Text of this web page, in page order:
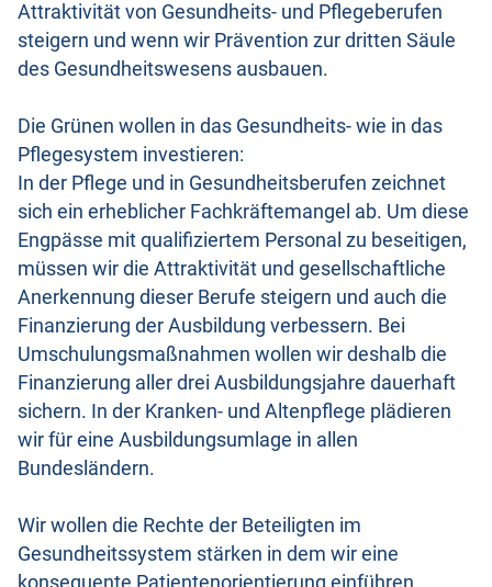
Attraktivität von Gesundheits- und Pflegeberufen
steigern und wenn wir Prävention zur dritten Säule
des Gesundheitswesens ausbauen.
Die Grünen wollen in das Gesundheits- wie in das
Pflegesystem investieren:
In der Pflege und in Gesundheitsberufen zeichnet
sich ein erheblicher Fachkräftemangel ab. Um diese
Engpässe mit qualifiziertem Personal zu beseitigen,
müssen wir die Attraktivität und gesellschaftliche
Anerkennung dieser Berufe steigern und auch die
Finanzierung der Ausbildung verbessern. Bei
Umschulungsmaßnahmen wollen wir deshalb die
Finanzierung aller drei Ausbildungsjahre dauerhaft
sichern. In der Kranken- und Altenpflege plädieren
wir für eine Ausbildungsumlage in allen
Bundesländern.
Wir wollen die Rechte der Beteiligten im
Gesundheitssystem stärken in dem wir eine